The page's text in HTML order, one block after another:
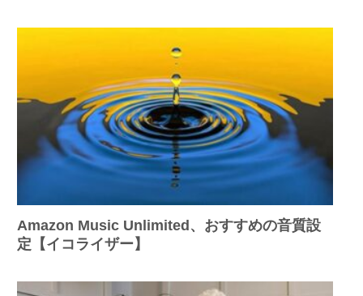
Amazon Music Unlimited、おすすめの音質設
定【イコライザー】